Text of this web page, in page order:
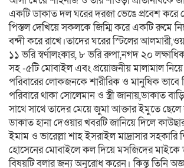
একটি ডাকাত দল ঘরের দরজা ভেঙে প্রবেশ করে
পিস্তল দেখিয়ে সকলকে জিম্মি করে একটি রুমে
বন্দী করে রাখে।তাদের ঘরের স্টিলের
১১ ভরি স্বর্ণালংকার, ৮ ভরি রুপা,নগদ ২০
সহ -৫টি মোবাইল এবং প্রয়োজনীয় মালামাল নিয়ে
পরিবারের লোকজনকে শারীরিক ও মানুষিক ভাবে
পরিবারে থাকা সোলেমান ও স্ত্রী জানায়,ডাকাত
সাথে সাথে তাদের মেয়ে জুমা আক্তার ইমুতে ছেলে
ডাকাত হানা দেওয়ার খবরটি জানিয়ে দিলে
ইমাম ও ভারেল্লা শাহ ইসরাইল মাদ্রাসার সহকারি
হোসেনের মোবাইলে কল দিয়ে মসজিদের মাইকে
বিষয়টি বলার জন্য অনুরোধ করেন। কিন্তু তিনি